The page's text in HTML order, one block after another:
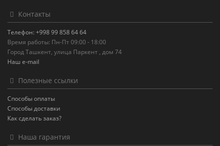
Контакты
Телефон: +998 99 858 64 64
Время работы: Пн-Пт 09:00 - 18:00
Город Ташкент, улица Паркент , дом 74
Наш e-mail
Полезные ссылки
Способы оплаты
Способы доставки
Как сделать заказ?
Наша гарантия